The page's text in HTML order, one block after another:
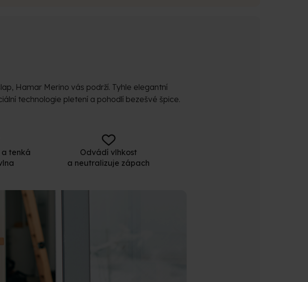
Hamar Merino vás podrží. Tyhle elegantní
technologie pletení a pohodlí bezešvé špice.
a tenká
Odvádí vlhkost
a neutralizuje zápach